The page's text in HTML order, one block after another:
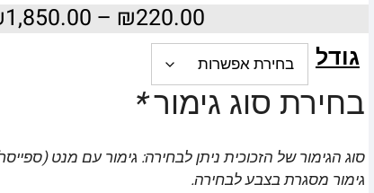
₪220.00
–
1,850.00
גודל
בחירת סוג גימור*
סוג הגימור של הזכוכית ניתן לבחירה: גימור עם מנט
גימור מסגרת בצבע לבחירה.